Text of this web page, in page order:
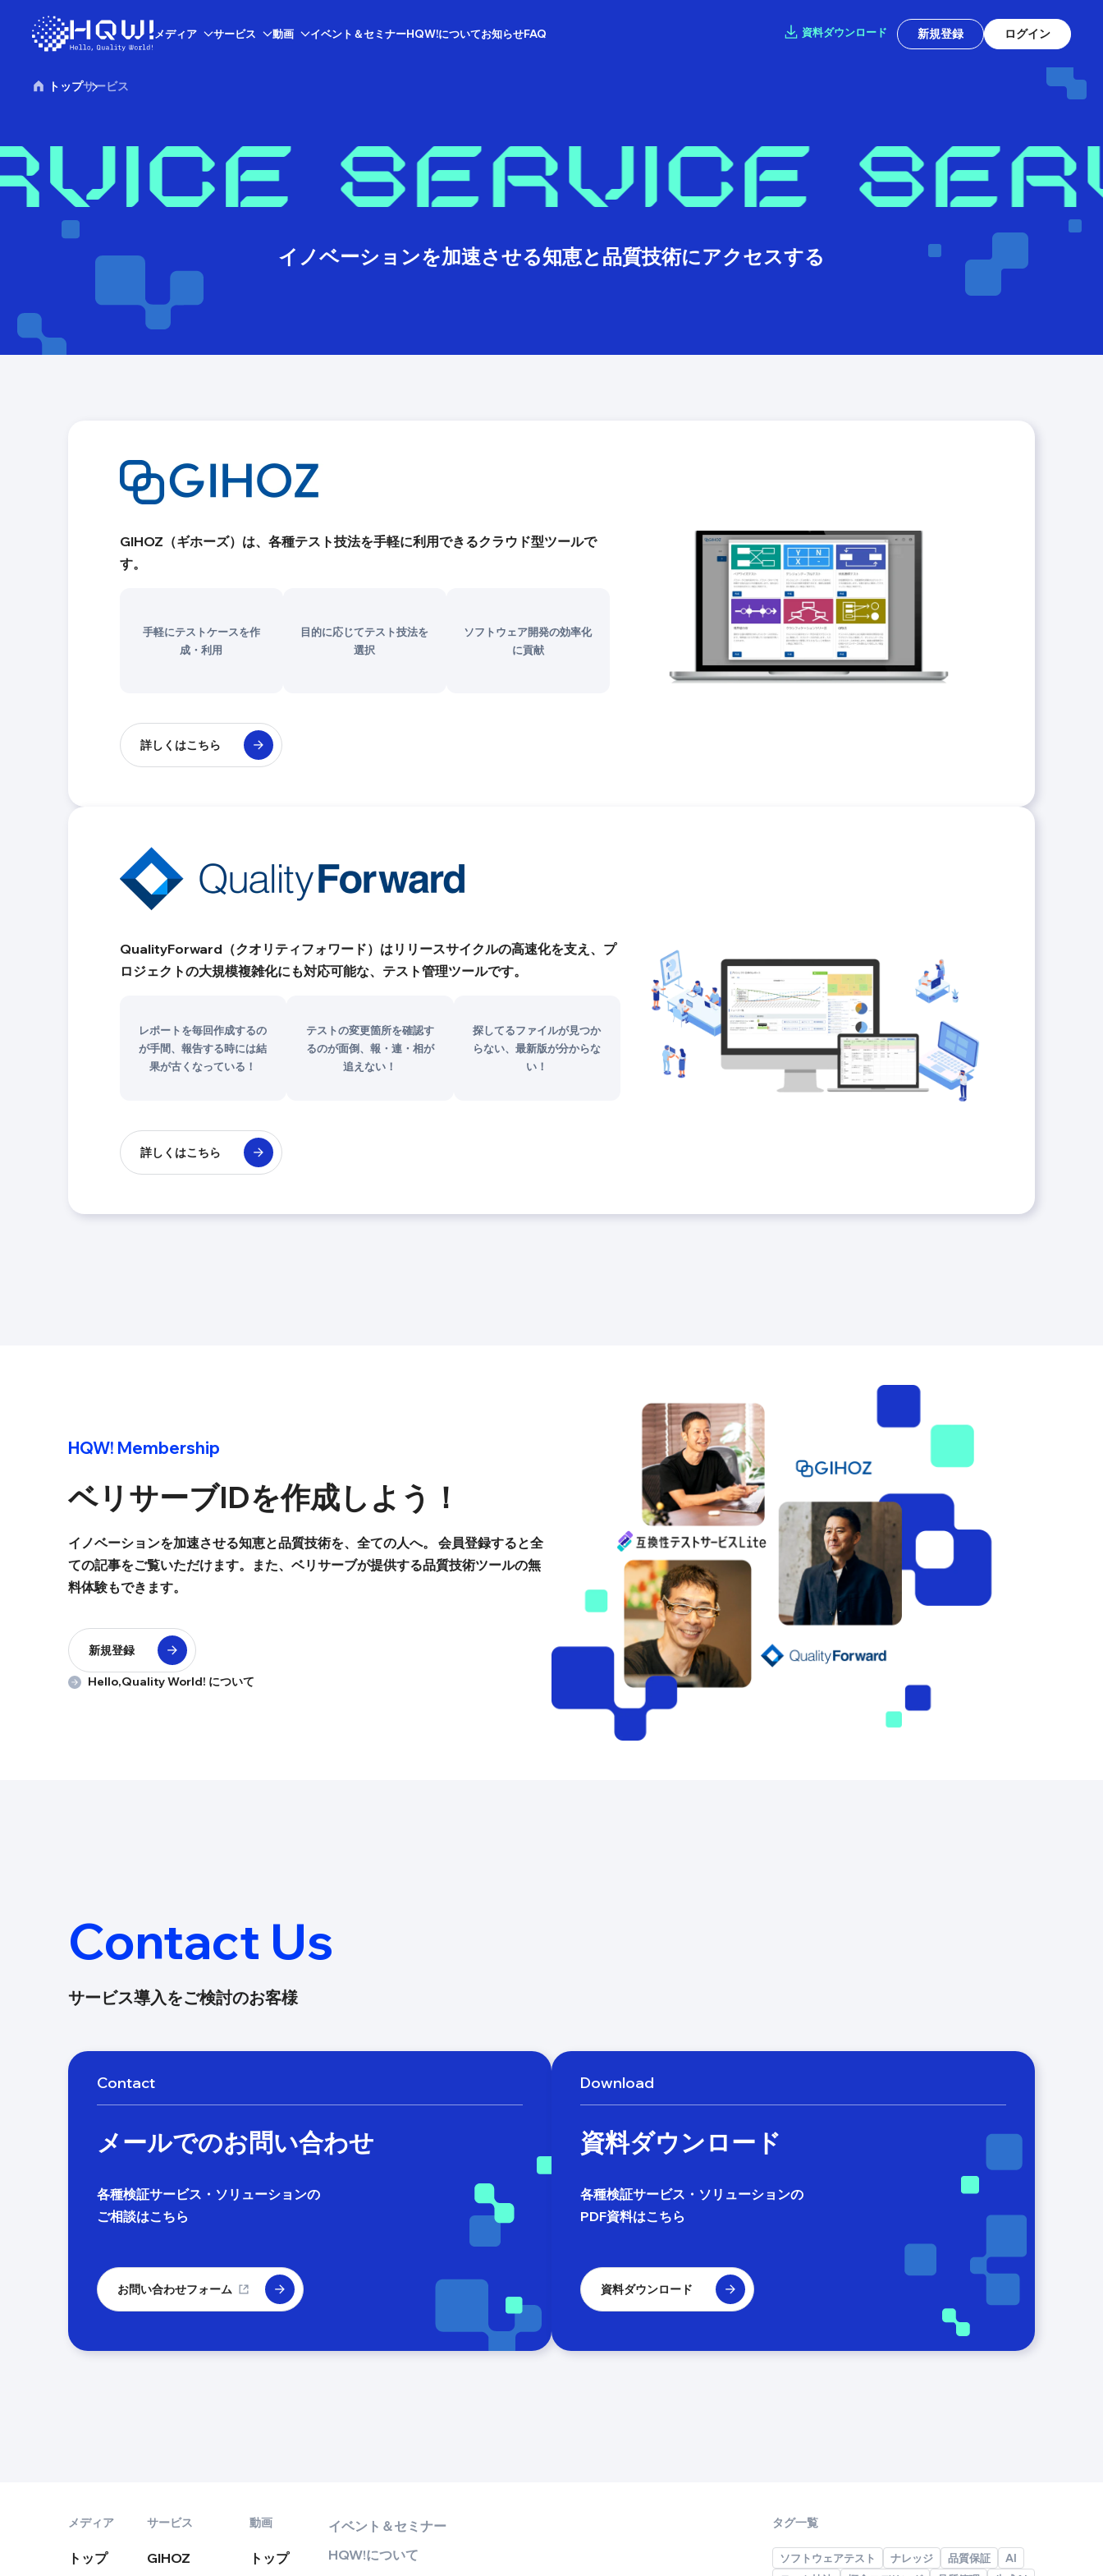
メディア サービス 動画 イベント＆セミナーHQW!についてお知らせFAQ 資料ダウンロード 新規登録 ログイン
トップサービス
イノベーションを加速させる知恵と品質技術にアクセスする
GIHOZ（ギホーズ）は、各種テスト技法を手軽に利用できるクラウド型ツールで
す。
手軽にテストケースを作
成・利用
目的に応じてテスト技法を
選択
ソフトウェア開発の効率化
に貢献
詳しくはこちら
QualityForward（クオリティフォワード）はリリースサイクルの高速化を支え、プ
ロジェクトの大規模複雑化にも対応可能な、テスト管理ツールです。
レポートを毎回作成するの
が手間、報告する時には結
果が古くなっている！
テストの変更箇所を確認す
るのが面倒、報・連・相が
追えない！
探してるファイルが見つか
らない、最新版が分からな
い！
詳しくはこちら
HQW! Membership
ベリサーブIDを作成しよう！
イノベーションを加速させる知恵と品質技術を、全ての人へ。 会員登録すると全
ての記事をご覧いただけます。また、ベリサーブが提供する品質技術ツールの無
料体験もできます。
新規登録
Hello,Quality World! について
Contact Us
サービス導入をご検討のお客様
Contact
メールでのお問い合わせ
各種検証サービス・ソリューションの
ご相談はこちら
お問い合わせフォーム
Download
資料ダウンロード
各種検証サービス・ソリューションの
PDF資料はこちら
資料ダウンロード
メディア
トップ
サービス
GIHOZ
動画
トップ
イベント＆セミナー
HQW!について
タグ一覧
ソフトウェアテスト ナレッジ 品質保証
AI